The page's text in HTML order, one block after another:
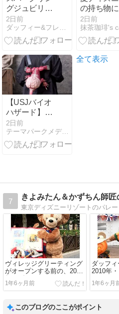
グジュビリー
ミュージック
アルバム
2日前
の持ち物
加！広口だ
ら氷がス
と入るボ
イント10
2日前
抹茶珈琲's
【USJバイオ
ハザード】闇
を這う捕食
者“リッカ
ー”が驚異の再
場！
2日前
テーマパークメディア ハピエル USJ情報
全て表示
7
きよみたん＆かずちん師
ヴィレッジグリーティング
がオープンする前の、2011
年のダッフィーのグリーテ
ィング
1年6ヶ月前
ダッフ
2010年
1年6ヶ月
このブログのここがポイント